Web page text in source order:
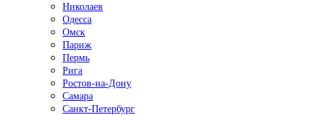
Николаев
Одесса
Омск
Париж
Пермь
Рига
Ростов-на-Дону
Самара
Санкт-Петербург